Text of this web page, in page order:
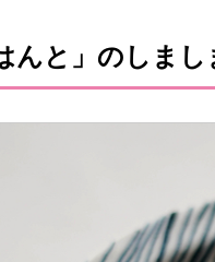
んと」のしま